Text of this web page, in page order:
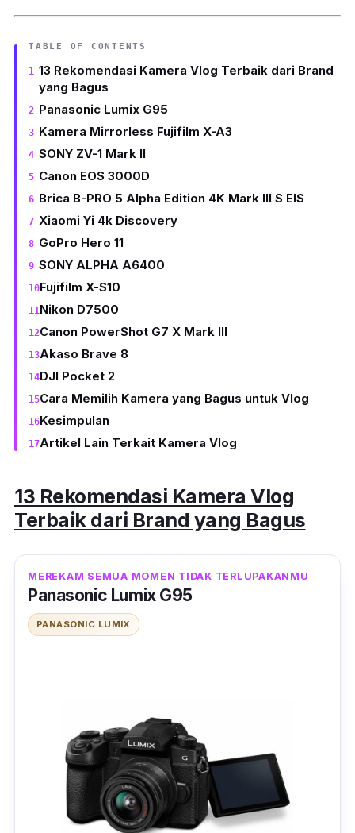
TABLE OF CONTENTS
13 Rekomendasi Kamera Vlog Terbaik dari Brand
yang Bagus
Panasonic Lumix G95
Kamera Mirrorless Fujifilm X-A3
SONY ZV-1 Mark II
Canon EOS 3000D
Brica B-PRO 5 Alpha Edition 4K Mark III S EIS
Xiaomi Yi 4k Discovery
GoPro Hero 11
SONY ALPHA A6400
Fujifilm X-S10
Nikon D7500
Canon PowerShot G7 X Mark III
Akaso Brave 8
DJI Pocket 2
Cara Memilih Kamera yang Bagus untuk Vlog
Kesimpulan
Artikel Lain Terkait Kamera Vlog
13 Rekomendasi Kamera Vlog
Terbaik dari Brand yang Bagus
MEREKAM SEMUA MOMEN TIDAK TERLUPAKANMU
Panasonic Lumix G95
PANASONIC LUMIX